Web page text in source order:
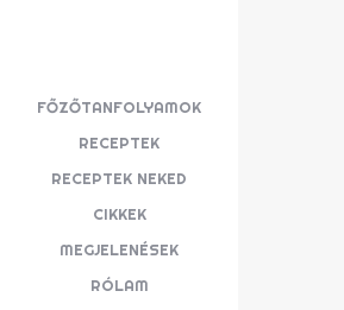
FŐZŐTANFOLYAMOK
RECEPTEK
RECEPTEK NEKED
CIKKEK
MEGJELENÉSEK
RÓLAM